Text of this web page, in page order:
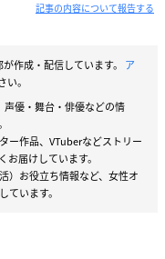
記事の内容について報告する
作成・配信しています。 ア
。
優・舞台・俳優などの情
ー作品、VTuberなどストリー
届けしています。
）お役立ち情報など、女性オ
います。